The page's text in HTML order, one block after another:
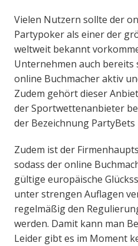
Vielen Nutzern sollte der
Partypoker als einer der
weltweit bekannt
Unternehmen auch bereits
online Buchmacher aktiv
Zudem gehört dieser
der Sportwettenanbieter
der Bezeichnung
Zudem ist der
sodass der online
gültige europäische
unter strengen Auflagen
regelmäßig den
werden. Damit kann man
Leider gibt es im Moment